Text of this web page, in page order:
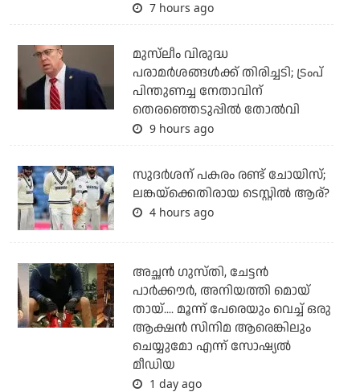
7 hours ago
മുസ്‌ലീം വിരുദ്ധ
പരാമര്‍ശങ്ങള്‍ക്ക് തിരിച്ചടി; ട്രംപ്
പിന്തുണച്ച നേതാവിന്
തെരഞ്ഞെടുപ്പില്‍ തോല്‍വി
9 hours ago
സുദര്‍ശന് പകരം രണ്ട് ചോയിസ്;
ലങ്കയ്‌ക്കെതിരായ ടെസ്റ്റില്‍ ആര്?
4 hours ago
അച്ഛന്‍ ഗുസ്തി, ചേട്ടന്‍
പാര്‍ക്കൗര്‍, അനിയത്തി മൊയ്
തായ്.... മൂന്ന് പേരെയും വെച്ച് ഒരു
ആക്ഷന്‍ സിനിമ ആരെങ്കിലും
ചെയ്യുമോ എന്ന് സോഷ്യല്‍
മീഡിയ
1 day ago